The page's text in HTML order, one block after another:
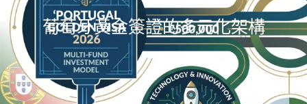
葡萄牙黃金簽證的多元化架構